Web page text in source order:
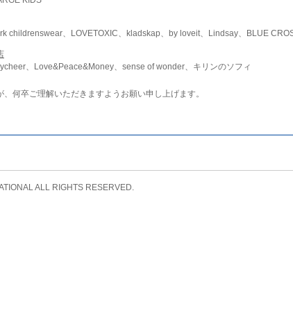
childrenswear、LOVETOXIC、kladskap、by loveit、Lindsay、BLUE
、Love&Peace&Money、sense of wonder、キリンのソフィ
何卒ご理解いただきますようお願い申し上げます。